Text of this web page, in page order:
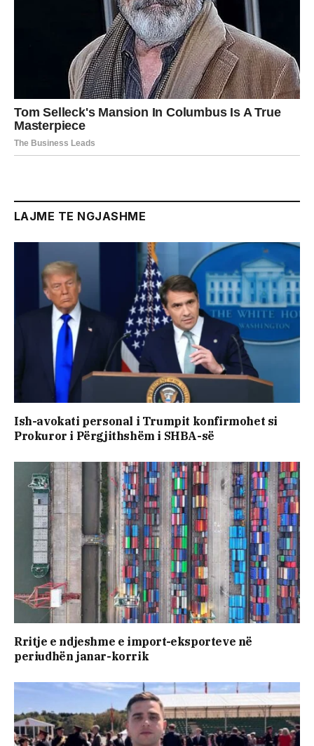
LAJME TE NGJASHME
Ish-avokati personal i Trumpit konfirmohet si
Prokuror i Përgjithshëm i SHBA-së
Rritje e ndjeshme e import-eksporteve në
periudhën janar-korrik